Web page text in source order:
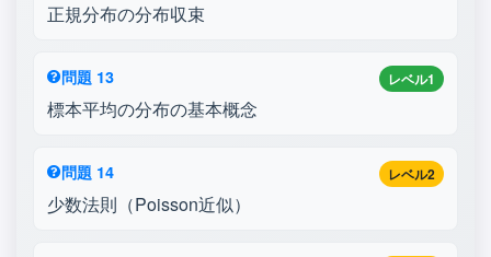
正規分布の分布収束
レベル1
問題 13
標本平均の分布の基本概念
レベル2
問題 14
少数法則（Poisson近似）